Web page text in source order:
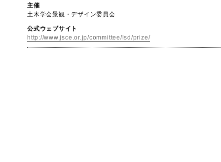
主催
土木学会景観・デザイン委員会
公式ウェブサイト
http://www.jsce.or.jp/committee/lsd/prize/